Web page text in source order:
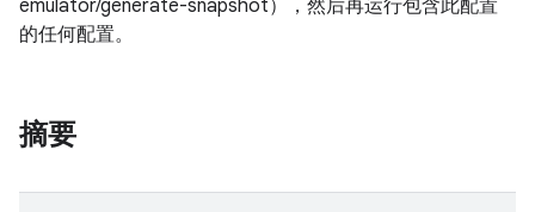
emulator/generate-snapshot），然后再运行包含此配置
的任何配置。
摘要